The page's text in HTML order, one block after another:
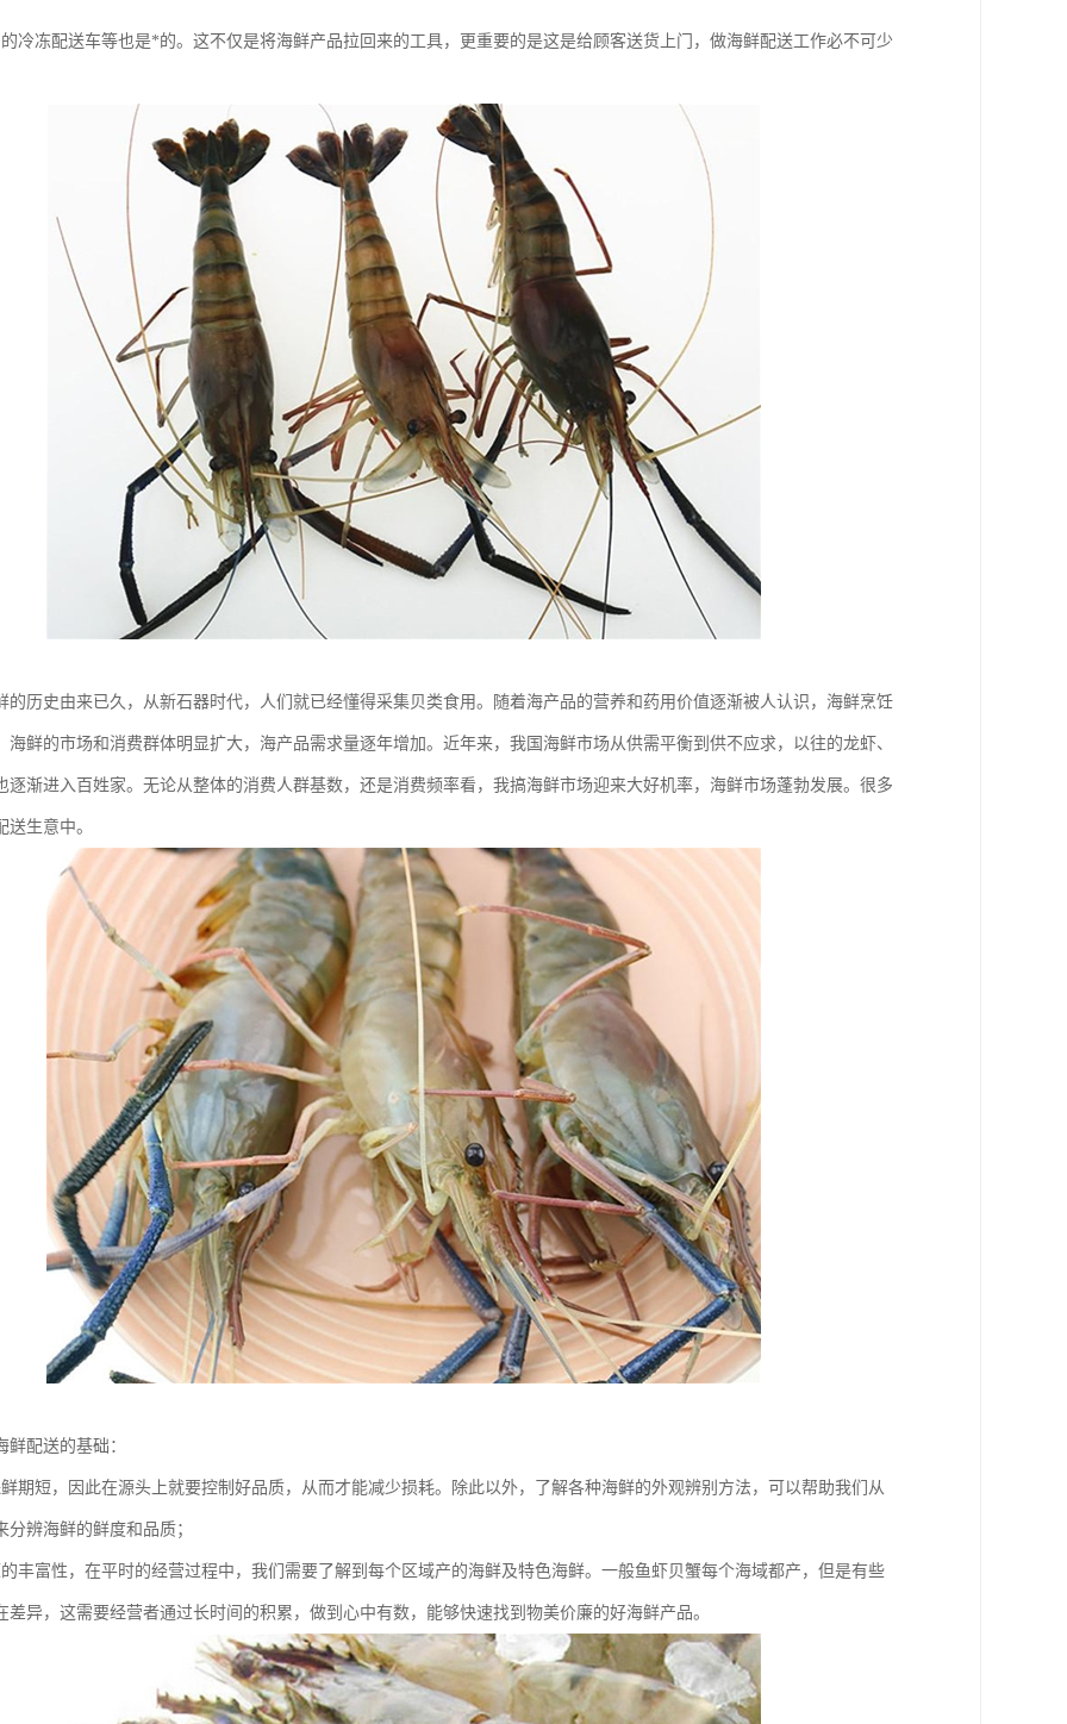
冷冻配送车等也是*的。这不仅是将海鲜产品拉回来的工具，更重要的是这是给顾客送货上门，做海鲜配送工作必不可少
的历史由来已久，从新石器时代，人们就已经懂得采集贝类食用。随着海产品的营养和药用价值逐渐被人认识，海鲜烹饪
海鲜的市场和消费群体明显扩大，海产品需求量逐年增加。近年来，我国海鲜市场从供需平衡到供不应求，以往的龙虾、
逐渐进入百姓家。无论从整体的消费人群基数，还是消费频率看，我搞海鲜市场迎来大好机率，海鲜市场蓬勃发展。很多
送生意中。
鲜配送的基础：
期短，因此在源头上就要控制好品质，从而才能减少损耗。除此以外，了解各种海鲜的外观辨别方法，可以帮助我们从
分辨海鲜的鲜度和品质；
丰富性，在平时的经营过程中，我们需要了解到每个区域产的海鲜及特色海鲜。一般鱼虾贝蟹每个海域都产，但是有些
差异，这需要经营者通过长时间的积累，做到心中有数，能够快速找到物美价廉的好海鲜产品。